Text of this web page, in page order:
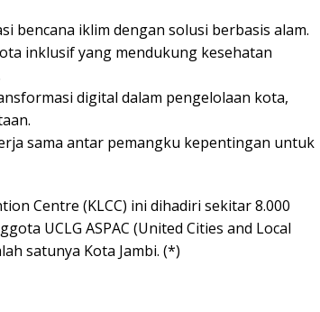
bencana iklim dengan solusi berbasis alam.
inklusif yang mendukung kesehatan
digital dalam pengelolaan kota,
sama antar pemangku kepentingan untuk
Centre (KLCC) ini dihadiri sekitar 8.000
UCLG ASPAC (United Cities and Local
satunya Kota Jambi. (*)